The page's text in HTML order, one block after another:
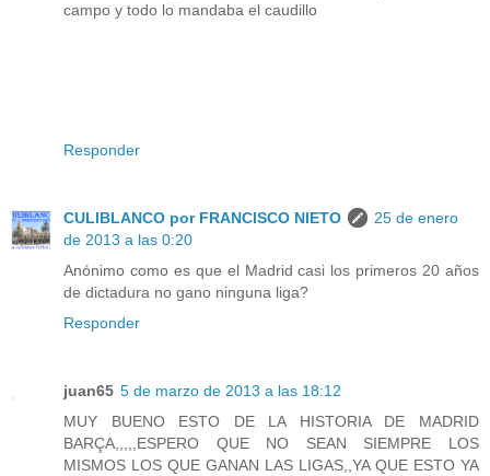
campo y todo lo mandaba el caudillo
Responder
CULIBLANCO por FRANCISCO NIETO
25 de enero
de 2013 a las 0:20
Anónimo como es que el Madrid casi los primeros 20 años
de dictadura no gano ninguna liga?
Responder
juan65 5 de marzo de 2013 a las 18:12
MUY BUENO ESTO DE LA HISTORIA DE MADRID
BARÇA,,,,,ESPERO QUE NO SEAN SIEMPRE LOS
MISMOS LOS QUE GANAN LAS LIGAS,,YA QUE ESTO YA